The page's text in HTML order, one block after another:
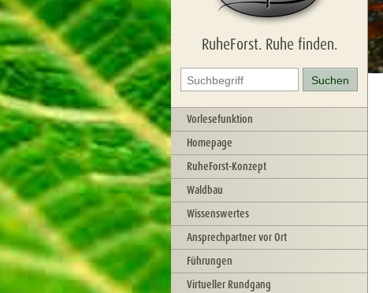
RuheForst. Ruhe finden.
Vorlesefunktion
Homepage
RuheForst-Konzept
Waldbau
Wissenswertes
Ansprechpartner vor Ort
Führungen
Virtueller Rundgang